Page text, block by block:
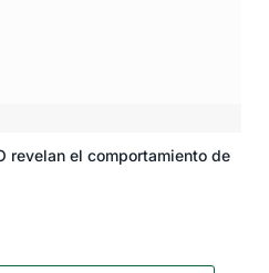
revelan el comportamiento de